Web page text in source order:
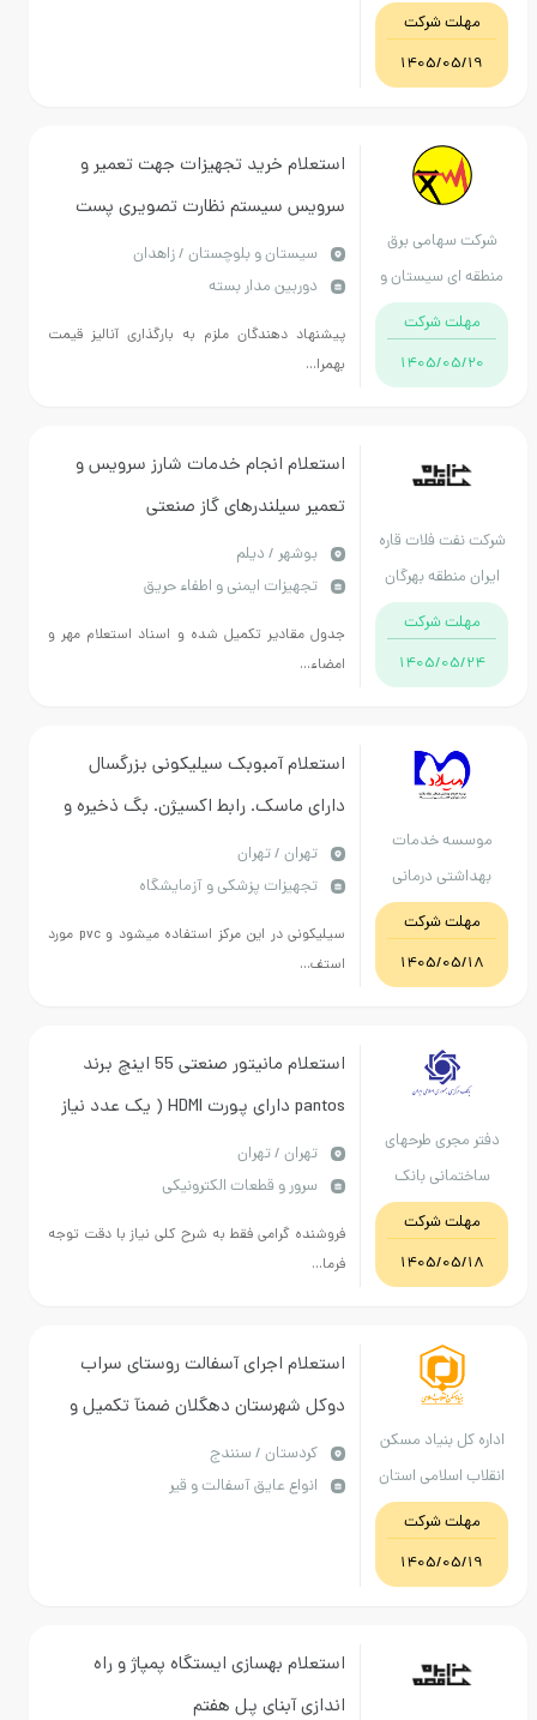
برق
سیستان و
استعلام خرید تجهیزات جهت تعمیر و
سرویس سیستم نظارت تصویری پست
230 کیلوولت تل سیاه، طبق اسناد
پیوست کالاانتخاب شده مشابه میباشد.
سيستان و بلوچستان / زاهدان
دوربین مدار بسته
پیشنهاد دهندگان ملزم به بارگذاری آنالیز قیمت
بهمرا...
قاره
بهرگان
استعلام انجام خدمات شارز سرویس و
تعمیر سیلندرهای گاز صنعتی
بوشهر / دیلم
تجهیزات ایمنی و اطفاء حریق
جدول مقادیر تکمیل شده و اسناد استعلام مهر و
امضاء...
خدمات
درمانی
تهران
استعلام آمبوبک سیلیکونی بزرگسال
دارای ماسک. رابط اکسیژن. بگ ذخیره و
دریچه ویو.قابل شستشو و استریل.
مجوز اداره تجهیزات پزشکی تسویه
فاکتور دوماهه
تهران / تهران
تجهیزات پزشکی و آزمایشگاه
سیلیکونی در این مرکز استفاده میشود و pvc مورد
استف...
طرحهای
بانک
استعلام مانیتور صنعتی 55 اینچ برند
pantos دارای پورت HDMI ( یک عدد نیاز
است)تهران / تهران
سرور و قطعات الکترونیکی
فروشنده گرامی فقط به شرح کلی نیاز با دقت توجه
فرما...
مسکن
استان
استعلام اجرای آسفالت روستای سراب
دوکل شهرستان دهگلان ضمنآ تکمیل و
بارگذاری فرم های بازدید از محل و ارزیابی
و اجاره نامه یا مالکیت کارخانه آسفالت
الزامی است
كردستان / سنندج
انواع عایق آسفالت و قیر
استعلام بهسازی ایستگاه پمپاژ و راه
اندازی آبنای پل هفتم